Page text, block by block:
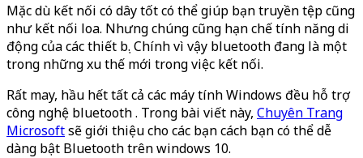
Mặc dù kết nối có dây tốt có thể giúp bạn truyền tệp cũng
như kết nối loa. Nhưng chúng cũng hạn chế tính năng di
động của các thiết bị. Chính vì vậy bluetooth đang là một
trong những xu thế mới trong việc kết nối.
Rất may, hầu hết tất cả các máy tính Windows đều hỗ trợ
công nghệ bluetooth . Trong bài viết này, Chuyên Trang
Microsoftsẽ giới thiệu cho các bạn cách bạn có thể dễ
dàng bật Bluetooth trên windows 10.